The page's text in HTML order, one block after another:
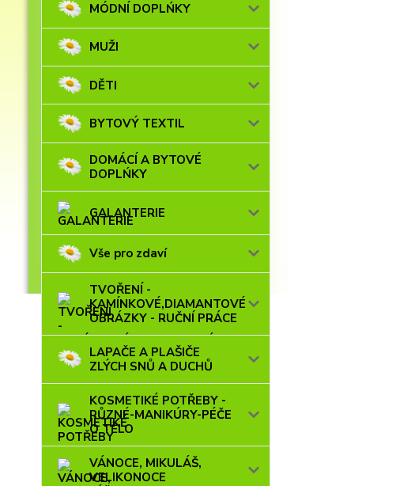
MÓDNÍ DOPLŃKY
MUŽI
DĚTI
BYTOVÝ TEXTIL
DOMÁCÍ A BYTOVÉ
DOPLŃKY
GALANTERIE
Vše pro zdaví
TVOŘENÍ -
KAMÍNKOVÉ,DIAMANTOVÉ
OBRÁZKY - RUČNÍ PRÁCE
LAPAČE A PLAŠIČE
ZLÝCH SNŮ A DUCHŮ
KOSMETIKÉ POTŘEBY -
RŮZNÉ-MANIKÚRY-PÉČE
O TĚLO
VÁNOCE, MIKULÁŠ,
VELIKONOCE